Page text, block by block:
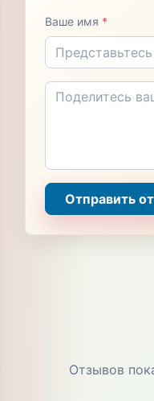
Ваше имя *
Отзывов